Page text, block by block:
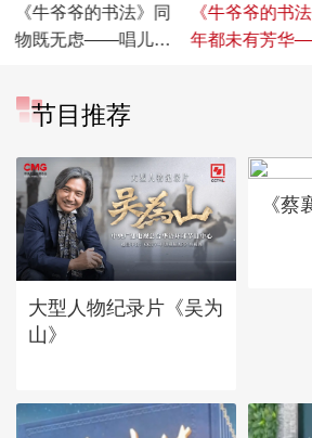
《牛爷爷的书法》同
物既无虑——唱儿歌
《牛爷爷的书
年都未有芳华
节目推荐
大型人物纪录片《吴为
山》
《蔡